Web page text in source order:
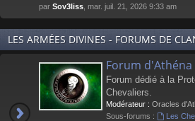
par Sov3liss , mar. juil. 21, 2026 9:33 am
LES ARMÉES DIVINES - FORUMS DE
Forum d'Athéna
Forum dédié à la
Chevaliers.
Modérateur : Oracles
Sous-forums :
Les